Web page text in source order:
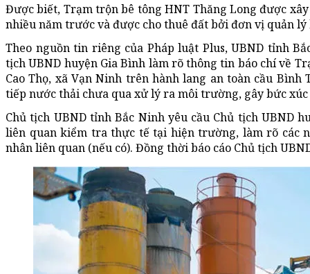
Được biết, Trạm trộn bê tông HNT Thăng Long được
nhiều năm trước và được cho thuê đất bởi đơn vị quản lý
Theo nguồn tin riêng của Pháp luật Plus, UBND tỉnh
tịch UBND huyện Gia Bình làm rõ thông tin báo chí về
Cao Thọ, xã Vạn Ninh trên hành lang an toàn cầu Bình
tiếp nước thải chưa qua xử lý ra môi trường, gây bức
Chủ tịch UBND tỉnh Bắc Ninh yêu cầu Chủ tịch UBND
liên quan kiểm tra thực tế tại hiện trường, làm rõ các
nhân liên quan (nếu có). Đồng thời báo cáo Chủ tịch